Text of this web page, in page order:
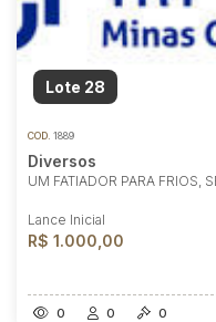
Lote 28
COD. 1889
Diversos
UM FATIADOR PARA FRIOS,
Lance Inicial
R$ 1.000,00
0 0 0